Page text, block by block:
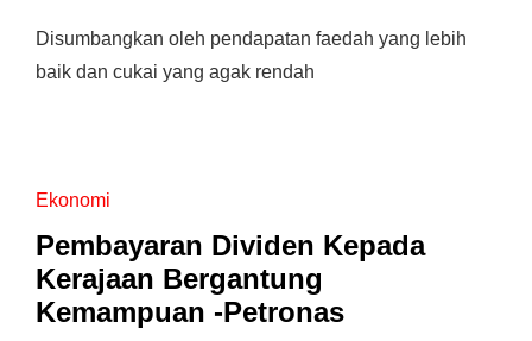
Disumbangkan oleh pendapatan faedah yang lebih
baik dan cukai yang agak rendah
Ekonomi
Pembayaran Dividen Kepada
Kerajaan Bergantung
Kemampuan -Petronas